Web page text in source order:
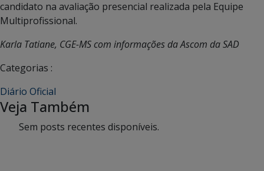
candidato na avaliação presencial realizada pela Equipe
Multiprofissional.
Karla Tatiane, CGE-MS com informações da Ascom da SAD
Categorias :
Diário Oficial
Veja Também
Sem posts recentes disponíveis.